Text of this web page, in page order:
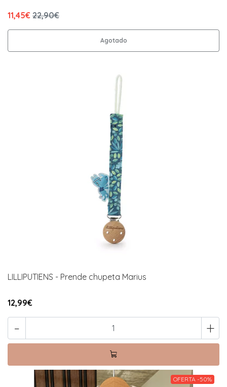
11,45€ 22,90€
Agotado
LILLIPUTIENS - Prende chupeta Marius
12,99€
- +
OFERTA -50%